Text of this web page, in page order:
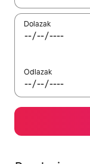
Dolazak
Odlazak